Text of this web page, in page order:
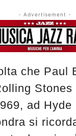
- Advertisement -
che Paul
ad Hyde
si